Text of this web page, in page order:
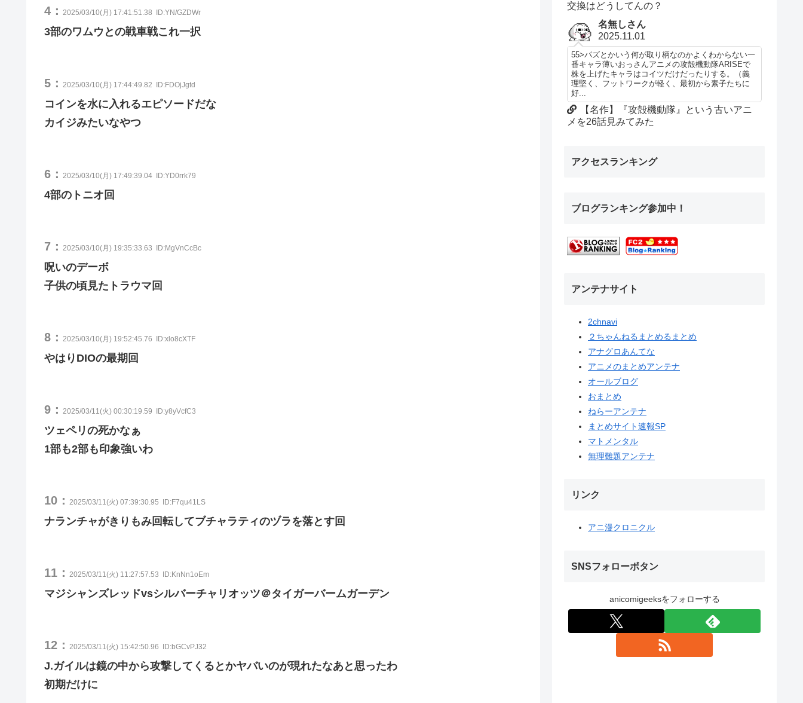
4： 2025/03/10(月) 17:41:51.38 ID:YN/GZDWr
3部のワムウとの戦車戦これ一択
5： 2025/03/10(月) 17:44:49.82 ID:FDOjJgtd
コインを水に入れるエピソードだな
カイジみたいなやつ
6： 2025/03/10(月) 17:49:39.04 ID:YD0rrk79
4部のトニオ回
7： 2025/03/10(月) 19:35:33.63 ID:MgVnCcBc
呪いのデーボ
子供の頃見たトラウマ回
8： 2025/03/10(月) 19:52:45.76 ID:xlo8cXTF
やはりDIOの最期回
9： 2025/03/11(火) 00:30:19.59 ID:y8yVcfC3
ツェペリの死かなぁ
1部も2部も印象強いわ
10： 2025/03/11(火) 07:39:30.95 ID:F7qu41LS
ナランチャがきりもみ回転してブチャラティのヅラを落とす回
11： 2025/03/11(火) 11:27:57.53 ID:KnNn1oEm
マジシャンズレッドvsシルバーチャリオッツ＠タイガーバームガーデン
12： 2025/03/11(火) 15:42:50.96 ID:bGCvPJ32
J.ガイルは鏡の中から攻撃してくるとかヤバいのが現れたなあと思ったわ
初期だけに
交換はどうしてんの？
名無しさん
2025.11.01
55>パズとかいう何が取り柄なのかよくわからない一
番キャラ薄いおっさんアニメの攻殻機動隊ARISEで
株を上げたキャラはコイツだけだったりする。（義
理堅く、フットワークが軽く、最初から素子たちに
好...
【名作】『攻殻機動隊』という古いアニ
メを26話見みてみた
アクセスランキング
ブログランキング参加中！
アンテナサイト
2chnavi
２ちゃんねるまとめるまとめ
アナグロあんてな
アニメのまとめアンテナ
オールブログ
おまとめ
ねらーアンテナ
まとめサイト速報SP
マトメンタル
無理難題アンテナ
リンク
アニ漫クロニクル
SNSフォローボタン
anicomigeeksをフォローする